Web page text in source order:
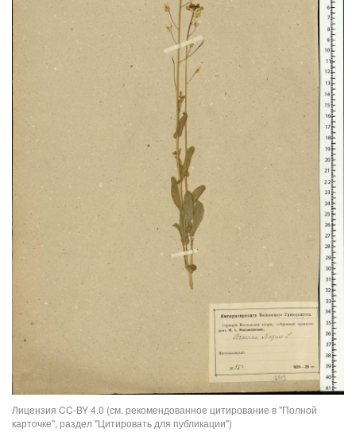
Лицензия CC-BY 4.0 (см. рекомендованное цитирование в "Полной
карточке", раздел "Цитировать для публикации")